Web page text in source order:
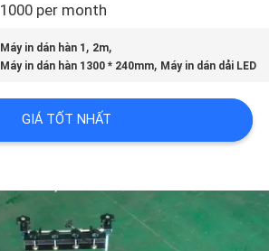
1000 per month
Máy in dán hàn 1 , 2m,
Máy in dán hàn 1300 * 240mm, Máy in dán dải LED
GIÁ TỐT NHẤT